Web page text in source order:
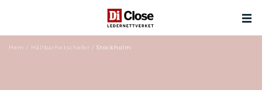
Hem / Hållbarhetschefer / Stockholm